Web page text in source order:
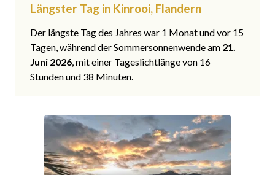
Längster Tag in Kinrooi, Flandern
Der längste Tag des Jahres war 1 Monat und vor 15
Tagen, während der Sommersonnenwende am 21.
Juni 2026, mit einer Tageslichtlänge von 16
Stunden und 38 Minuten.